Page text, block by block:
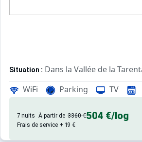
Situation : Dans la Vallée de la
Résidence de Prestige :Cette
WiFi Parking TV
7 nuits À partir de 3360 €504 €/log
Frais de service + 19 €